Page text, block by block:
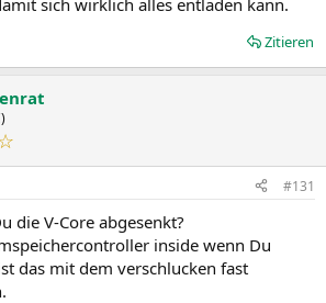
Zitieren
#131
die V-Core abgesenkt?
inside wenn Du
das mit dem verschlucken fast